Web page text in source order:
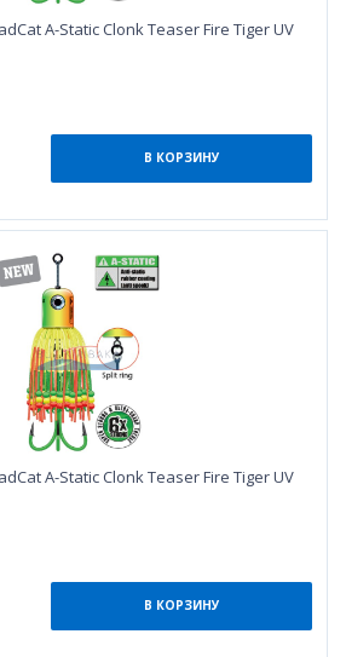
A-Static Clonk Teaser Fire Tiger UV
В КОРЗИНУ
A-Static Clonk Teaser Fire Tiger UV
В КОРЗИНУ